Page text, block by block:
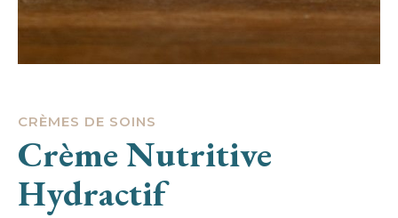
CRÈMES DE SOINS
Crème Nutritive
Hydractif